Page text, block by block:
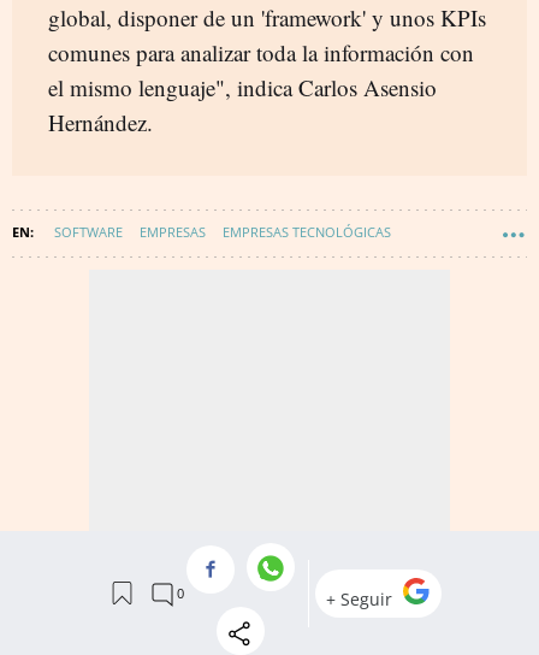
global, disponer de un 'framework' y unos KPIs
comunes para analizar toda la información con
el mismo lenguaje", indica Carlos Asensio
Hernández.
SOFTWARE EMPRESAS EMPRESAS TECNOLÓGICAS